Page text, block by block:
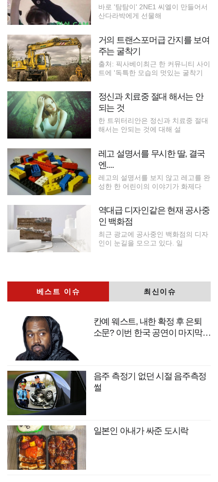
바로 '탐탐이' 2NE1 씨엘이 만들어서
산다라박에게 선물해
거의 트랜스포머급 간지를 보여
주는 굴착기
출처: 픽사베이최근 한 커뮤니티 사이
트에 '독특한 모습의 멋있는 굴착기
정신과 치료중 절대 해서는 안
되는 것
한 트위터리안은 정신과 치료중 절대
해서는 안되는 것에 대해 설
레고 설명서를 무시한 딸, 결국
엔....
레고의 설명서를 보지 않고 레고를 완
성한 한 어린이의 이야기가 화제다
역대급 디자인같은 현재 공사중
인 백화점
최근 광교에 공사중인 백화점의 디자
인이 눈길을 모으고 있다. 일
베스트 이슈 최신이슈
칸예 웨스트, 내한 확정 후 은퇴
소문? 이번 한국 공연이 마지막
음주 측정기 없던 시절 음주측정
썰
일본인 아내가 싸준 도시락